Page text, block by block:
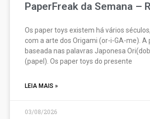
PaperFreak da Semana –
Os paper toys existem há vários
com a arte dos Origami (or-i-GA-me). A
baseada nas palavras Japonesa
(papel). Os paper toys do presente
LEIA MAIS »
03/08/2026